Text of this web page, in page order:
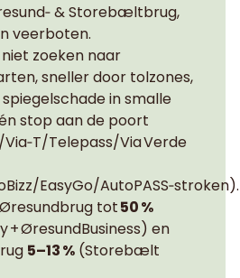
& Storebæltbrug,
veerboten.
niet zoeken naar
sneller door tolzones,
in smalle
stop aan de poort
Telepass/Via Verde
EasyGo/AutoPASS‑stroken).
tot50 %
+ ØresundBusiness) en
5–13 % (Storebælt